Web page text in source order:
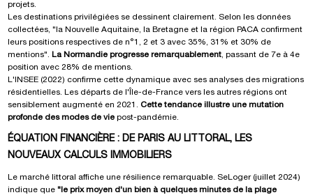
projets.
Les destinations privilégiées se dessinent clairement. Selon les données
collectées, "la Nouvelle Aquitaine, la Bretagne et la région PACA confirment
leurs positions respectives de n°1, 2 et 3 avec 35%, 31% et 30% de
mentions". La Normandie progresse remarquablement, passant de 7e à 4e
position avec 28% de mentions.
L'INSEE (2022) confirme cette dynamique avec ses analyses des migrations
résidentielles. Les départs de l'Île-de-France vers les autres régions ont
sensiblement augmenté en 2021.Cette tendance illustre une mutation
profonde des modes de vie post-pandémie.
ÉQUATION FINANCIÈRE : DE PARIS AU LITTORAL, LES
NOUVEAUX CALCULS IMMOBILIERS
Le marché littoral affiche une résilience remarquable. SeLoger (juillet 2024)
indique que"le prix moyen d'un bien à quelques minutes de la plage